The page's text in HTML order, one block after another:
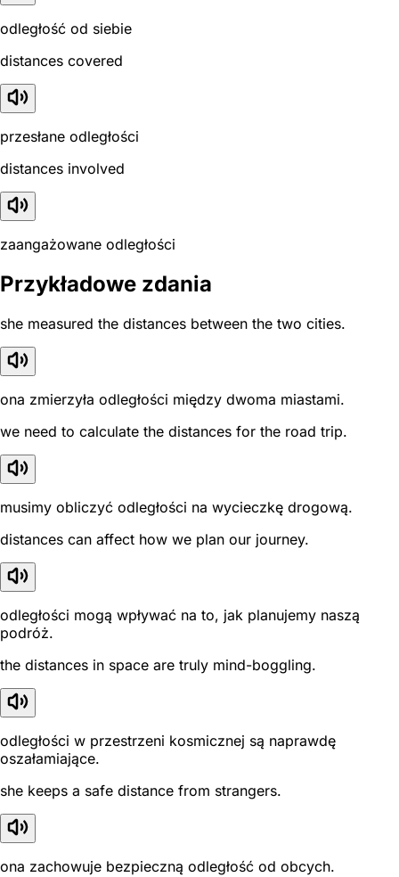
odległość od siebie
distances covered
przesłane odległości
distances involved
zaangażowane odległości
Przykładowe zdania
she measured the distances between the two cities.
ona zmierzyła odległości między dwoma miastami.
we need to calculate the distances for the road trip.
musimy obliczyć odległości na wycieczkę drogową.
distances can affect how we plan our journey.
odległości mogą wpływać na to, jak planujemy naszą
podróż.
the distances in space are truly mind-boggling.
odległości w przestrzeni kosmicznej są naprawdę
oszałamiające.
she keeps a safe distance from strangers.
ona zachowuje bezpieczną odległość od obcych.